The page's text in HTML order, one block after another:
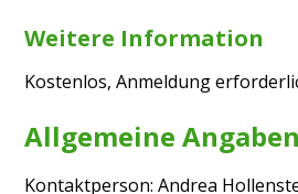
Weitere Information
Kostenlos, Anmeldung
Allgemeine Angaben
Kontaktperson: Andrea